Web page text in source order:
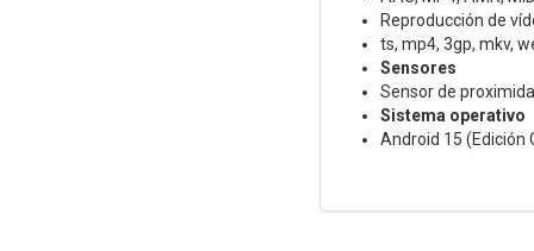
Reproducción de
ts, mp4, 3gp, mkv,
Sensores
Sensor de
Sistema operativo
Android 15 (Edición